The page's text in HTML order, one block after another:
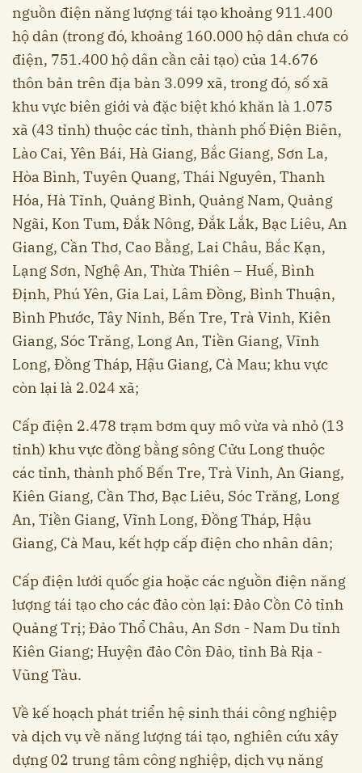
nguồn điện năng lượng tái tạo khoảng 911.400
hộ dân (trong đó, khoảng 160.000 hộ dân chưa có
điện, 751.400 hộ dân cần cải tạo) của 14.676
thôn bản trên địa bàn 3.099 xã, trong đó, số xã
khu vực biên giới và đặc biệt khó khăn là 1.075
xã (43 tỉnh) thuộc các tỉnh, thành phố Điện Biên,
Lào Cai, Yên Bái, Hà Giang, Bắc Giang, Sơn La,
Hòa Bình, Tuyên Quang, Thái Nguyên, Thanh
Hóa, Hà Tĩnh, Quảng Bình, Quảng Nam, Quảng
Ngãi, Kon Tum, Đắk Nông, Đắk Lắk, Bạc Liêu, An
Giang, Cần Thơ, Cao Bằng, Lai Châu, Bắc Kạn,
Lạng Sơn, Nghệ An, Thừa Thiên – Huế, Bình
Định, Phú Yên, Gia Lai, Lâm Đồng, Bình Thuận,
Bình Phước, Tây Ninh, Bến Tre, Trà Vinh, Kiên
Giang, Sóc Trăng, Long An, Tiền Giang, Vĩnh
Long, Đồng Tháp, Hậu Giang, Cà Mau; khu vực
còn lại là 2.024 xã;
Cấp điện 2.478 trạm bơm quy mô vừa và nhỏ (13
tỉnh) khu vực đồng bằng sông Cửu Long thuộc
các tỉnh, thành phố Bến Tre, Trà Vinh, An Giang,
Kiên Giang, Cần Thơ, Bạc Liêu, Sóc Trăng, Long
An, Tiền Giang, Vĩnh Long, Đồng Tháp, Hậu
Giang, Cà Mau, kết hợp cấp điện cho nhân dân;
Cấp điện lưới quốc gia hoặc các nguồn điện năng
lượng tái tạo cho các đảo còn lại: Đảo Cồn Cỏ tỉnh
Quảng Trị; Đảo Thổ Châu, An Sơn - Nam Du tỉnh
Kiên Giang; Huyện đảo Côn Đảo, tỉnh Bà Rịa -
Vũng Tàu.
Về kế hoạch phát triển hệ sinh thái công nghiệp
và dịch vụ về năng lượng tái tạo, nghiên cứu xây
dựng 02 trung tâm công nghiệp, dịch vụ năng